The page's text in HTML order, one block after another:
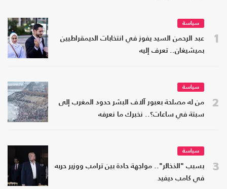
1
سياسة
عبد الرحمن السيد يفوز في انتخابات الديمقراطيين
بميشيغان.. تعرف إليه
2
سياسة
من له مصلحة بعبور آلاف البشر حدود المغرب إلى
سبتة في ساعات؟.. نخبرك ما نعرفه
3
سياسة
بسبب "الذخائر".. مواجهة حادة بين ترامب ووزير حربه
في كامب ديفيد